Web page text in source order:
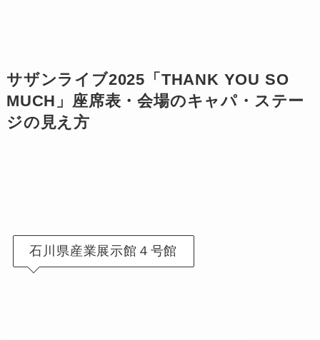
サザンライブ2025 「THANK YOU SO
MUCH」座席表・会場のキャパ・ステー
ジの見え方
石川県産業展示館４号館